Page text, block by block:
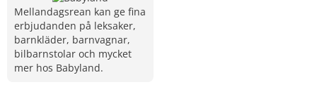
Mellandagsrean kan ge fina
erbjudanden på leksaker,
barnkläder, barnvagnar,
bilbarnstolar och mycket
mer hos Babyland.